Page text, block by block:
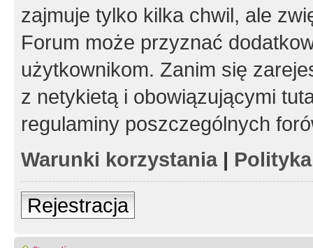
zajmuje tylko kilka chwil, ale
Forum może przyznać
użytkownikom. Zanim się
z netykietą i obowiązującymi
regulaminy poszczególnych
Warunki korzystania|
Rejestracja